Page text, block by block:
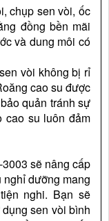
chụp sen vòi, ốc
đồng bền mãi
và dung môi có
vòi không bị rỉ
cao su được
quản tránh sự
cao su luôn đảm
sẽ nâng cấp
dưỡng mang
nghi. Bạn sẽ
sen vòi bình